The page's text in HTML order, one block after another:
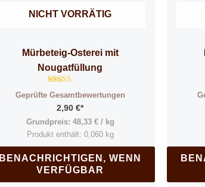
NICHT VORRÄTIG
Mürbeteig-Osterei mit
Nougatfüllung
Bewertet mit
5.00
von 5
Geprüfte Gesamtbewertungen
2,90 €*
Grundpreis: 48,33 €/ kg
Produkt enthält: 0,060 kg
BENACHRICHTIGEN, WENN
VERFÜGBAR